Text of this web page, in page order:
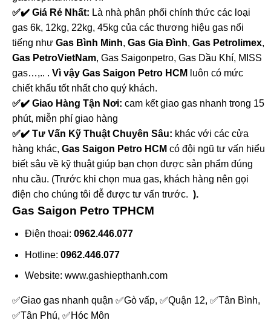
✅✔️ Giá Rẻ Nhất: Là nhà phân phối chính thức các loại
gas 6k, 12kg, 22kg, 45kg của các thương hiệu gas nổi
tiếng như Gas Bình Minh, Gas Gia Đình, Gas Petrolimex,
Gas PetroVietNam, Gas Saigonpetro, Gas Dầu Khí, MISS
gas…,.. . Vì vậy Gas Saigon Petro HCM
luôn có mức
chiết khấu tốt nhất cho quý khách.
✅✔️ Giao Hàng Tận Nơi: cam kết giao gas nhanh trong 15
phút, miễn phí giao hàng
✅✔️ Tư Vấn Kỹ Thuật Chuyên Sâu: khác với các cửa
hàng khác, Gas Saigon Petro HCM có đội ngũ tư vấn hiểu
biết sâu về kỹ thuật giúp bạn chọn được sản phẩm đúng
nhu cầu. (Trước khi chọn mua gas, khách hàng nên gọi
điện cho chúng tôi đễ được tư vấn trước. ).
Gas Saigon Petro TPHCM
Điện thoại: 0962.446.077
Hotline: 0962.446.077
Website: www.gashiepthanh.com
✅Giao gas nhanh quận ✅Gò vấp, ✅Quận 12, ✅Tân Bình,
✅Tân Phú, ✅Hóc Môn